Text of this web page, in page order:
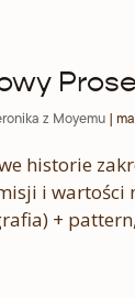
z Moyemu |
historie
i wartości
+